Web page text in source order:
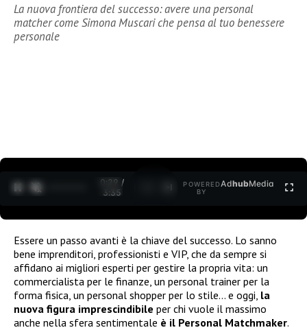
La nuova frontiera del successo: avere una personal
matcher come Simona Muscari che pensa al tuo benessere
personale
0:30 /
3:35
POWERED
BY
AdhubMedia
Essere un passo avanti è la chiave del successo. Lo sanno
bene imprenditori, professionisti e VIP, che da sempre si
affidano ai migliori esperti per gestire la propria vita: un
commercialista per le finanze, un personal trainer per la
forma fisica, un personal shopper per lo stile… e oggi, la
nuova figura imprescindibile per chi vuole il massimo
anche nella sfera sentimentale è il Personal Matchmaker.